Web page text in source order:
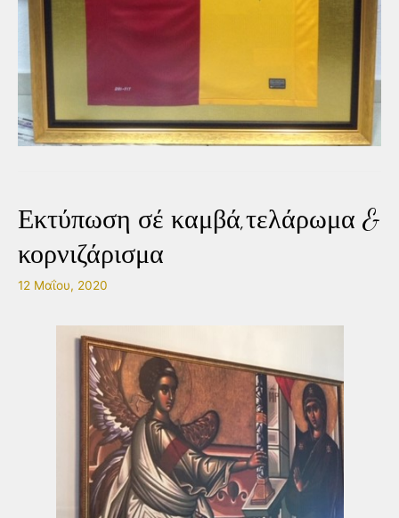
Εκτύπωση σέ καμβά,τελάρωμα &
κορνιζάρισμα
12 Μαΐου, 2020